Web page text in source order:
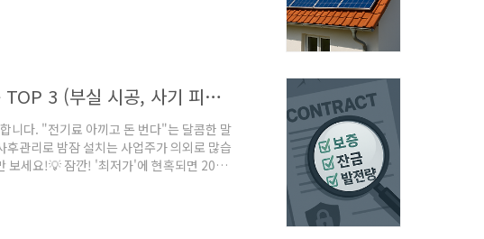
소전화번호(주)삼영기업강원특별자치도
20년 수익 결정! 태양광 발전 시공사 선택 기준 TOP 3 (부실 시공, 사기 피해 피하는 법)
니다. "전기료 아끼고 돈 번다"는 달콤한 말
관리로 밤잠 설치는 사업주가 의외로 많습
보세요!💡 잠깐! '최저가'에 현혹되면 20년
택'에 달려있다는 것을요. 제가 직접 경험